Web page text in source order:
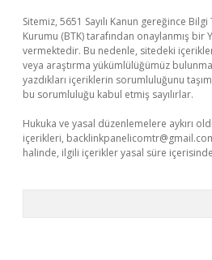
Sitemiz, 5651 Sayılı Kanun gereğince
Kurumu (BTK) tarafından onaylanmış bir
vermektedir. Bu nedenle, sitedeki
veya araştırma yükümlülüğümüz
yazdıkları içeriklerin sorumluluğunu
bu sorumluluğu kabul etmiş sayılırlar.
Hukuka ve yasal düzenlemelere aykırı
içerikleri,
halinde, ilgili içerikler yasal süre